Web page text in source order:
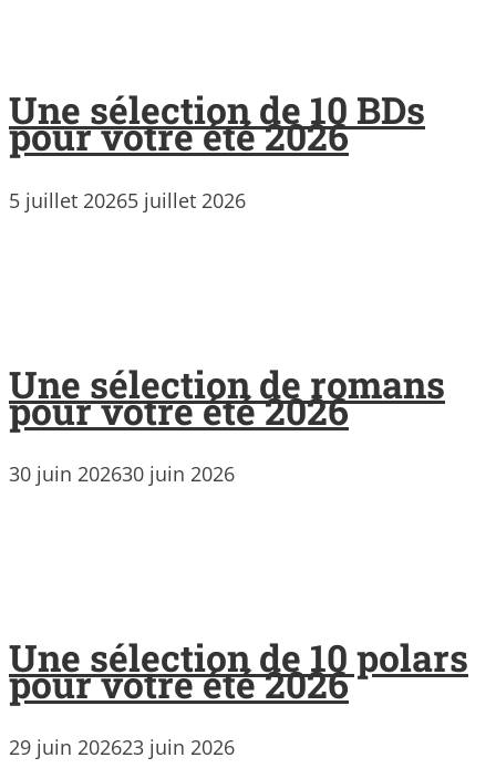
Une sélection de 10 BDs
pour votre été 2026
5 juillet 20265 juillet 2026
Une sélection de romans
pour votre été 2026
30 juin 202630 juin 2026
Une sélection de 10 polars
pour votre été 2026
29 juin 202623 juin 2026